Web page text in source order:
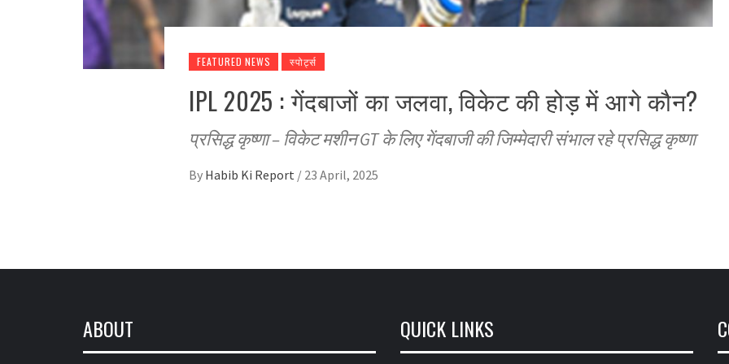
FEATURED NEWS स्पोर्ट्स
IPL 2025 : गेंदबाजों का जलवा, विकेट की होड़ में आगे कौन?
प्रसिद्ध कृष्णा – विकेट मशीन GT के लिए गेंदबाजी की जिम्मेदारी संभाल रहे प्रसिद्ध कृष्णा
By Habib Ki Report / 23 April, 2025
ABOUT QUICK LINKS